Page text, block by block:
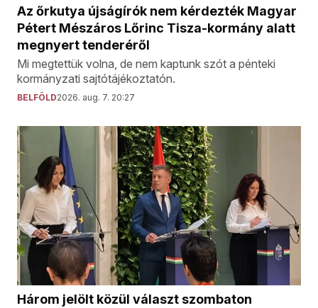
Az őrkutya újságírók nem kérdezték Magyar
Pétert Mészáros Lőrinc Tisza-kormány alatt
megnyert tenderéről
Mi megtettük volna, de nem kaptunk szót a pénteki
kormányzati sajtótájékoztatón.
BELFÖLD2026. aug. 7. 20:27
Három jelölt közül választ szombaton